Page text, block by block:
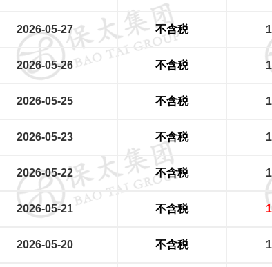
2026-05-27 不含税
2026-05-26 不含税
2026-05-25 不含税
2026-05-23 不含税
2026-05-22 不含税
2026-05-21 不含税
2026-05-20 不含税